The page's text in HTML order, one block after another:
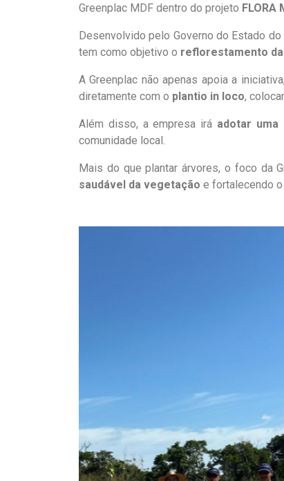
Greenplac MDF dentro do projeto FLORA
Desenvolvido pelo Governo do Estado
tem como objetivo o reflorestamento
A Greenplac não apenas apoia a
diretamente com o plantio in loco,
Além disso, a empresa irá adotar uma
comunidade local.
Mais do que plantar árvores, o foco da
saudável da vegetação e fortalecendo